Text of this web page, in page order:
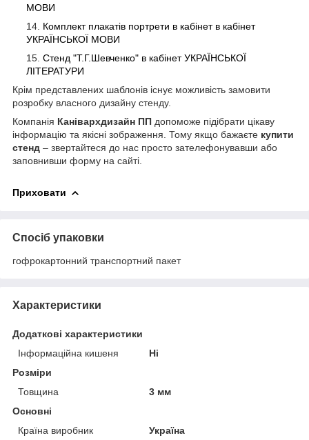
МОВИ
Комплект плакатів портрети в кабінет в кабінет
УКРАЇНСЬКОЇ МОВИ
Стенд "Т.Г.Шевченко" в кабінет УКРАЇНСЬКОЇ
ЛІТЕРАТУРИ
Крім представлених шаблонів існує можливість замовити
розробку власного дизайну стенду.
Компанія Канівархдизайн ПП допоможе підібрати цікаву
інформацію та якісні зображення. Тому якщо бажаєте купити
стенд – звертайтеся до нас просто зателефонувавши або
заповнивши форму на сайті.
Приховати
Спосіб упаковки
гофрокартонний транспортний пакет
Характеристики
Додаткові характеристики
Інформаційна кишеня
Ні
Розміри
Товщина
3 мм
Основні
Країна виробник
Україна